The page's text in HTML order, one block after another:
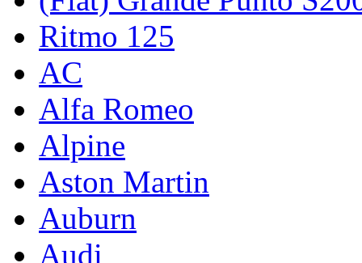
Ritmo 125
AC
Alfa Romeo
Alpine
Aston Martin
Auburn
Audi